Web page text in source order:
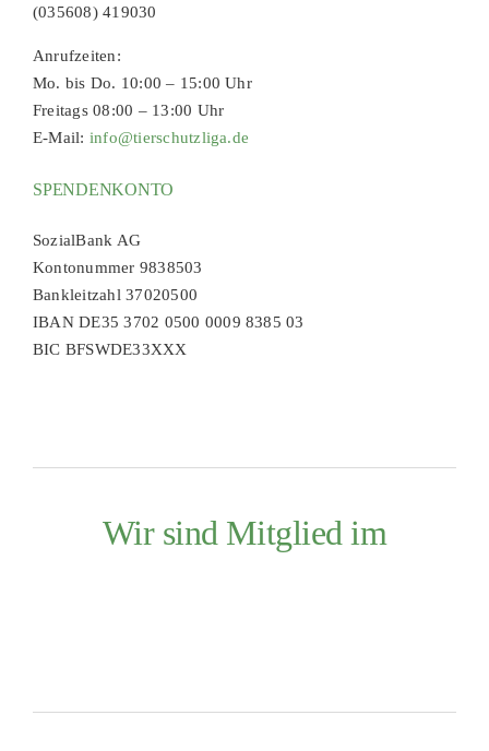
(035608) 419030
Anrufzeiten:
Mo. bis Do. 10:00 – 15:00 Uhr
Freitags 08:00 – 13:00 Uhr
E-Mail: info@tierschutzliga.de
SPENDENKONTO
SozialBank AG
Kontonummer 9838503
Bankleitzahl 37020500
IBAN DE35 3702 0500 0009 8385 03
BIC BFSWDE33XXX
Wir sind Mitglied im